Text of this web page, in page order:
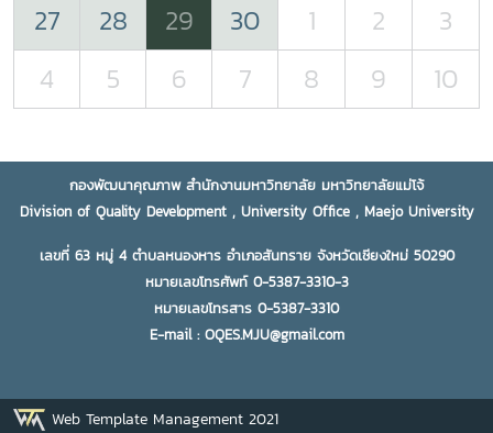
27
28 29 30 1 2
3
4
5 6 7 8 9 10
กองพัฒนาคุณภาพ สำนักงานมหาวิทยาลัย มหาวิทยาลัยแม่โจ้
Division of Quality Development , University Office , Maejo University
เลขที่ 63 หมู่ 4 ตำบลหนองหาร อำเภอสันทราย จังหวัดเชียงใหม่ 50290
หมายเลขโทรศัพท์ 0-5387-3310-3
หมายเลขโทรสาร 0-5387-3310
E-mail : OQES.MJU@gmail.com
Web Template Management 2021